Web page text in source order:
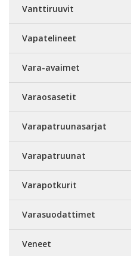
Vanttiruuvit
Vapatelineet
Vara-avaimet
Varaosasetit
Varapatruunasarjat
Varapatruunat
Varapotkurit
Varasuodattimet
Veneet